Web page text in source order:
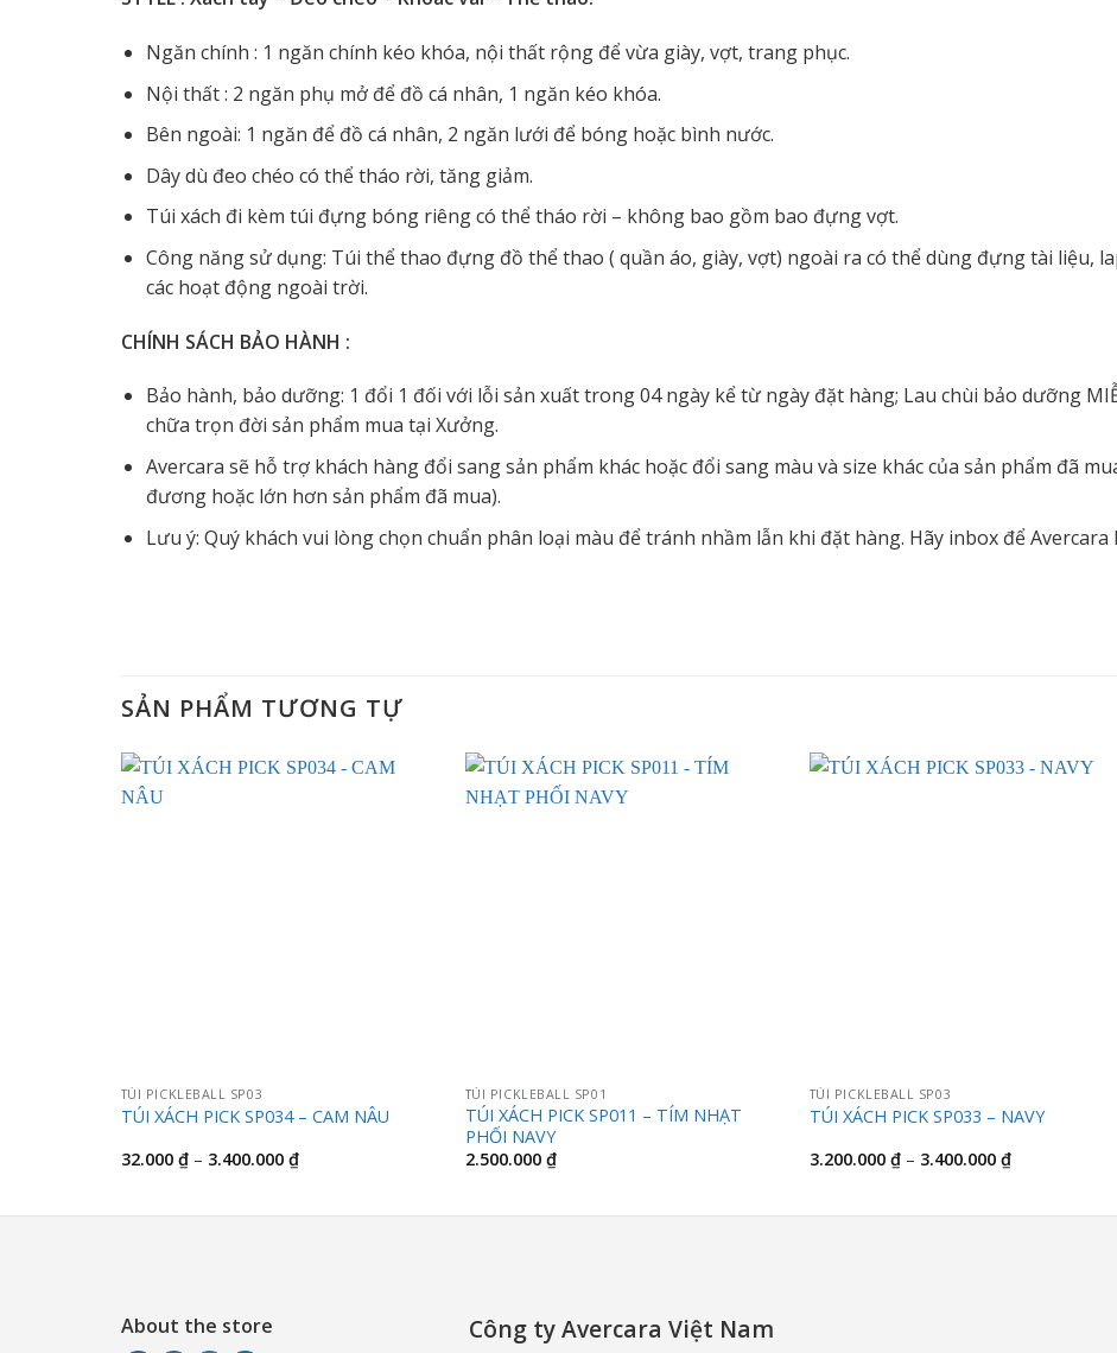
Ngăn chính : 1 ngăn chính kéo khóa, nội thất rộng để vừa giày, vợt, trang phục.
Nội thất : 2 ngăn phụ mở để đồ cá nhân, 1 ngăn kéo khóa.
Bên ngoài: 1 ngăn để đồ cá nhân, 2 ngăn lưới để bóng hoặc bình nước.
Dây dù đeo chéo có thể tháo rời, tăng giảm.
Túi xách đi kèm túi đựng bóng riêng có thể tháo rời – không bao gồm bao đựng vợt.
Công năng sử dụng: Túi thể thao đựng đồ thể thao ( quần áo, giày, vợt) ngoài ra có thể dùng đựng tài liệu,
các hoạt động ngoài trời.
CHÍNH SÁCH BẢO HÀNH :
Bảo hành, bảo dưỡng: 1 đổi 1 đối với lỗi sản xuất trong 04 ngày kể từ ngày đặt hàng; Lau chùi bảo dưỡng
chữa trọn đời sản phẩm mua tại Xưởng.
Avercara sẽ hỗ trợ khách hàng đổi sang sản phẩm khác hoặc đổi sang màu và size khác của sản phẩm đã
đương hoặc lớn hơn sản phẩm đã mua).
Lưu ý: Quý khách vui lòng chọn chuẩn phân loại màu để tránh nhầm lẫn khi đặt hàng. Hãy inbox để
SẢN PHẨM TƯƠNG TỰ
TÚI PICKLEBALL SP03
TÚI XÁCH PICK SP034 – CAM NÂU
32.000 ₫ – 3.400.000 ₫Khoảng
giá:
TÚI PICKLEBALL SP01
TÚI XÁCH PICK SP011 – TÍM NHẠT
PHỐI NAVY
2.500.000 ₫
TÚI PICKLEBALL SP03
TÚI XÁCH PICK SP033 – NAVY
3.200.000 ₫ – 3.400.000 ₫Khoảng
giá:
About the store Công ty Avercara Việt Nam